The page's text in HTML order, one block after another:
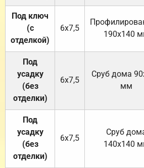
Под ключ
(с
отделкой)
6х7,5
190х140
Под
усадку
(без
отделки)
6х7,5
Cруб дома
мм
Под
усадку
(без
отделки)
6х7,5
Cруб
140х140